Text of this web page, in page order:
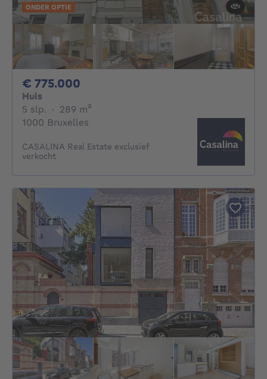
ONDER OPTIE
€ 775.000
Huis
5 slp. 5 slaapkamers
· 289 m²
1000 Bruxelles
CASALINA Real Estate exclusief
verkocht